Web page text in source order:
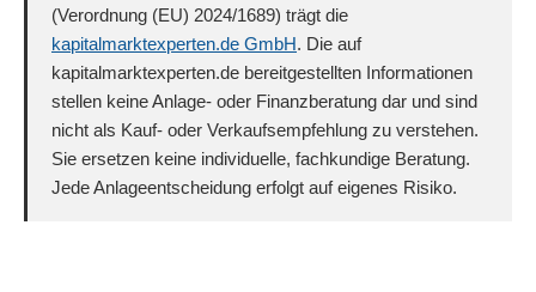
(Verordnung (EU) 2024/1689) trägt die
kapitalmarktexperten.de GmbH. Die auf
kapitalmarktexperten.de bereitgestellten Informationen
stellen keine Anlage- oder Finanzberatung dar und sind
nicht als Kauf- oder Verkaufsempfehlung zu verstehen.
Sie ersetzen keine individuelle, fachkundige Beratung.
Jede Anlageentscheidung erfolgt auf eigenes Risiko.